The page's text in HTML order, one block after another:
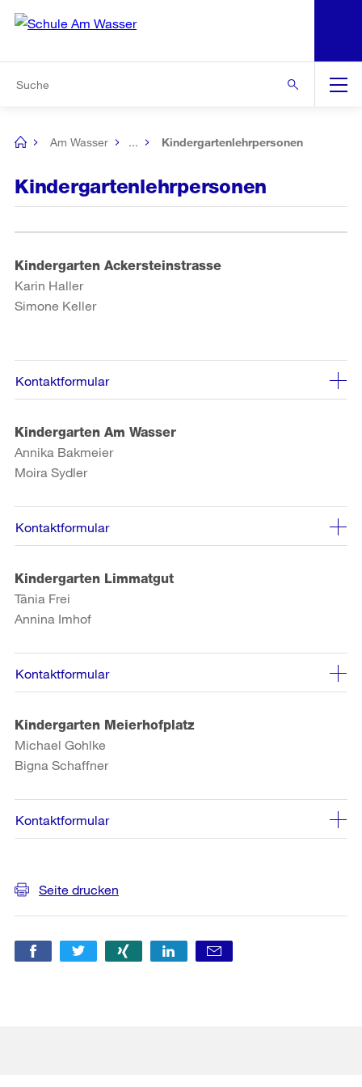
Navigation
[no
Am Wasser ... Kindergartenlehrpersonen
Kindergartenlehrpersonen
Kindergarten Ackersteinstrasse
Karin Haller
Simone Keller
Kontaktformular
Kindergarten Am Wasser
Annika Bakmeier
Moira Sydler
Kontaktformular
Kindergarten Limmatgut
Tânia Frei
Annina Imhof
Kontaktformular
Kindergarten Meierhofplatz
Michael Gohlke
Bigna Schaffner
Kontaktformular
Informationen
Seite drucken